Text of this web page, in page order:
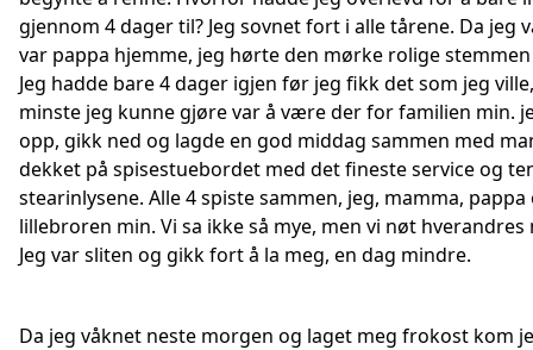
gjennom 4 dager til? Jeg sovnet fort i alle tårene. Da jeg
var pappa hjemme, jeg hørte den mørke rolige
Jeg hadde bare 4 dager igjen før jeg fikk det som jeg
minste jeg kunne gjøre var å være der for familien min.
opp, gikk ned og lagde en god middag sammen med
dekket på spisestuebordet med det fineste service og
stearinlysene. Alle 4 spiste sammen, jeg, mamma, pappa
lillebroren min. Vi sa ikke så mye, men vi nøt
Jeg var sliten og gikk fort å la meg, en dag mindre.
Da jeg våknet neste morgen og laget meg frokost kom